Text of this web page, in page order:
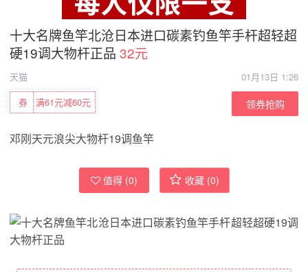
十大名牌鱼竿北沧日本进口碳素钓鱼竿手杆超轻超
硬19调大物杆正品 32元
天猫
01月13日 1:26
满61元减60元
券 领券抢购
邓刚天元浪尖大物杆19调鱼竿
值得 (0) 收藏 (0)